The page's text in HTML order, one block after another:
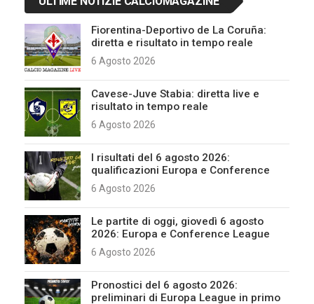
Fiorentina-Deportivo de La Coruña:
diretta e risultato in tempo reale
6 Agosto 2026
Cavese-Juve Stabia: diretta live e
risultato in tempo reale
6 Agosto 2026
I risultati del 6 agosto 2026:
qualificazioni Europa e Conference
6 Agosto 2026
Le partite di oggi, giovedì 6 agosto
2026: Europa e Conference League
6 Agosto 2026
Pronostici del 6 agosto 2026:
preliminari di Europa League in primo